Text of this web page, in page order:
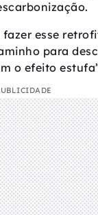
esse
para
o efeito